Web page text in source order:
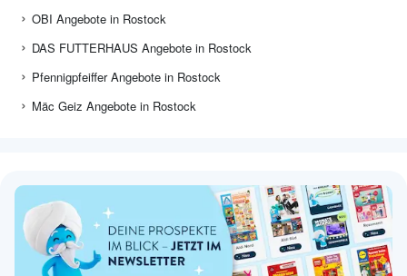
OBI Angebote in Rostock
DAS FUTTERHAUS Angebote in Rostock
Pfennigpfeiffer Angebote in Rostock
Mäc Geiz Angebote in Rostock